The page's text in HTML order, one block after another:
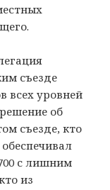
съезде
всех уровней
об
съезде, кто
с лишним
из